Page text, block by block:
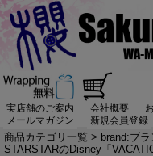
実店舗のご案内 会社概要
メールマガジン
新規会員登録
商品カテゴリ一覧 > brand:ブ
STARSTARのDisney「